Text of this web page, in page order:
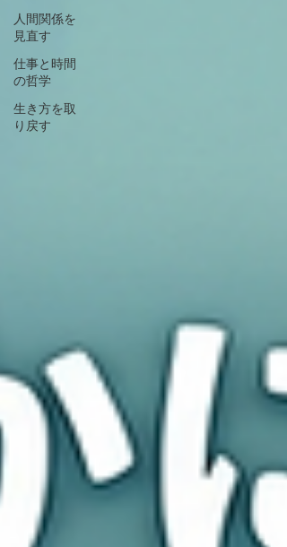
人間関係を
見直す
仕事と時間
の哲学
生き方を取
り戻す